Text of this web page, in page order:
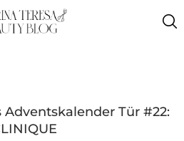
Adventskalender Tür #22: